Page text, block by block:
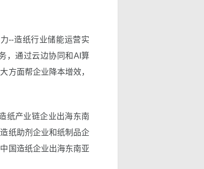
--造纸行业储能运营实
，通过云边协同和AI算
方面帮企业降本增效，
纸产业链企业出海东南
纸助剂企业和纸制品企
国造纸企业出海东南亚